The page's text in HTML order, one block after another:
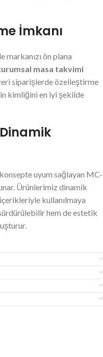
İmkanı
markanızı ön plana
masa takvimi
siparişlerde özelleştirme
kimliğini en iyi şekilde
uyum sağlayan MC-
Ürünlerimiz dinamik
kullanılmaya
hem de estetik